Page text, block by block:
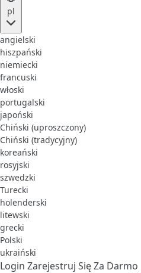
pl
angielski
hiszpański
niemiecki
francuski
włoski
portugalski
japoński
Chiński (uproszczony)
Chiński (tradycyjny)
koreański
rosyjski
szwedzki
Turecki
holenderski
litewski
grecki
Polski
ukraiński
Login Zarejestruj Się Za Darmo